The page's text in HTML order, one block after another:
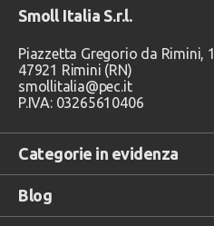
Categorie in evidenza
Blog
Smoll Italia S.r.l.
Piazzetta Gregorio da Rimini, 1
47921 Rimini (RN)
smollitalia@pec.it
P.IVA: 03265610406